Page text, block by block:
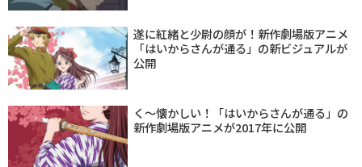
遂に紅緒と少尉の顔が！新作劇場版アニメ
「はいからさんが通る」の新ビジュアルが
公開
く〜懐かしい！「はいからさんが通る」の
新作劇場版アニメが2017年に公開